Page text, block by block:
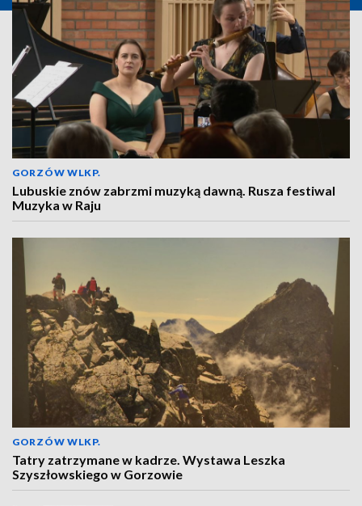
GORZÓW WLKP.
Lubuskie znów zabrzmi muzyką dawną. Rusza festiwal
Muzyka w Raju
GORZÓW WLKP.
Tatry zatrzymane w kadrze. Wystawa Leszka
Szyszłowskiego w Gorzowie